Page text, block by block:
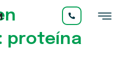
proteína